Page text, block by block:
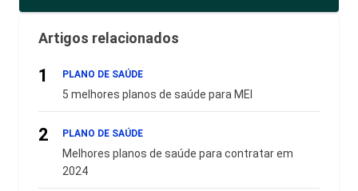
Artigos relacionados
1 PLANO DE SAÚDE
5 melhores planos de saúde para MEI
2 PLANO DE SAÚDE
Melhores planos de saúde para contratar em
2024